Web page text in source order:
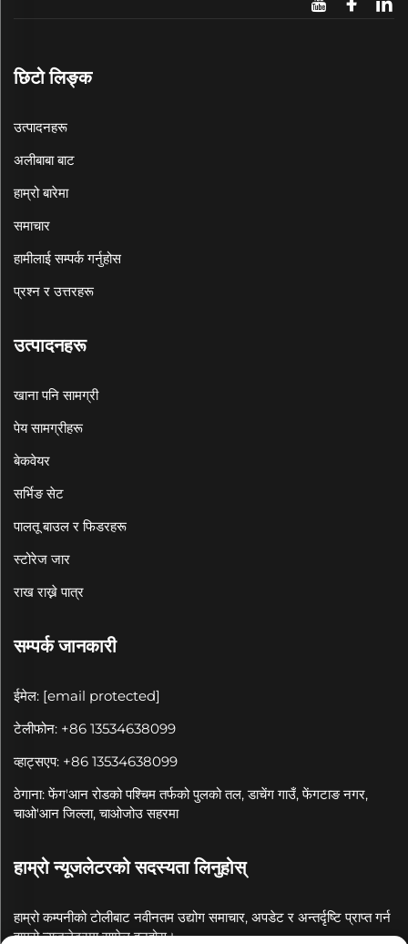
छिटो लिङ्क
उत्पादनहरू
अलीबाबा बाट
हाम्रो बारेमा
समाचार
हामीलाई सम्पर्क गर्नुहोस
प्रश्न र उत्तरहरू
उत्पादनहरू
खाना पनि सामग्री
पेय सामग्रीहरू
बेकवेयर
सर्भिङ सेट
पालतू बाउल र फिडरहरू
स्टोरेज जार
राख राख्ने पात्र
सम्पर्क जानकारी
ईमेल: [email protected]
टेलीफोन: +86 13534638099
व्हाट्सएप: +86 13534638099
ठेगाना: फेंग'आन रोडको पश्चिम तर्फको पुलको तल, डाचेंग गाउँ, फेंगटाङ नगर,
चाओ'आन जिल्ला, चाओजोउ सहरमा
हाम्रो न्यूजलेटरको सदस्यता लिनुहोस्
हाम्रो कम्पनीको टोलीबाट नवीनतम उद्योग समाचार, अपडेट र अन्तर्दृष्टि प्राप्त गर्न
हाम्रो न्यूजलेटरमा सामेल हुनुहोस्।